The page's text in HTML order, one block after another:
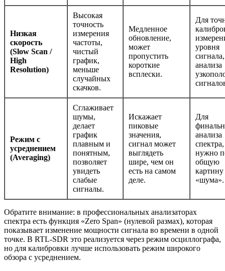
Низкая
скорость
(Slow Scan /
High
Resolution)
Высокая
точность
измерения
частоты,
чистый
график,
меньше
случайных
скачков.
Медленное
обновление,
может
пропустить
короткие
всплески.
Для
уровня
сигнала,
анализа
Режим с
усреднением
(Averaging)
Сглаживает
шумы,
делает
график
плавным и
понятным,
позволяет
увидеть
слабые
сигналы.
Искажает
пиковые
значения,
сигнал может
выглядеть
шире, чем он
есть на самом
деле.
Для
анализа
нужно
общую
картину
«шума».
Обратите внимание: в профессиональных анализаторах
спектра есть функция «Zero Span» (нулевой размах), которая
показывает изменение мощности сигнала во времени в одной
точке. В RTL-SDR это реализуется через режим осциллографа,
но для калибровки лучше использовать режим широкого
обзора с усреднением.